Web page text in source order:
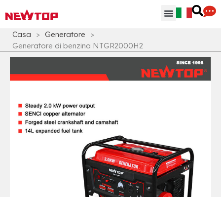
Casa > Generatore
>
Generatore di benzina NTGR2000H2